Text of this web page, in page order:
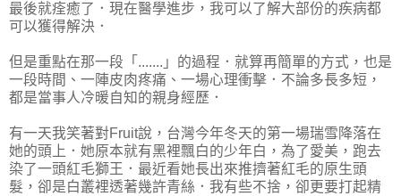
最後就痊癒了．現在醫學進步，我可以了解大部份的疾病都
可以獲得解決．
但是重點在那一段「.......」的過程．就算再簡單的方式，也是
一段時間、一陣皮肉疼痛、一場心理衝擊．不論多長多短，
都是當事人冷暖自知的親身經歷．
有一天我笑著對Fruit說，台灣今年冬天的第一場瑞雪降落在
她的頭上．她原本就有黑裡飄白的少年白，為了愛美，跑去
染了一頭紅毛獅王．最近看她長出來推擠著紅毛的原生頭
髮，卻是白叢裡透著幾許青絲．我有些不捨，卻更要打起精